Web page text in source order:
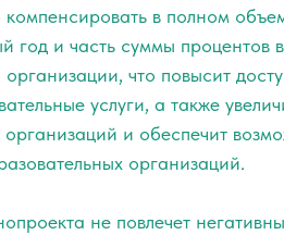
в полном
год и часть суммы процентов
организации, что повысит
услуги, а также
организаций и обеспечит
организаций.
не повлечет